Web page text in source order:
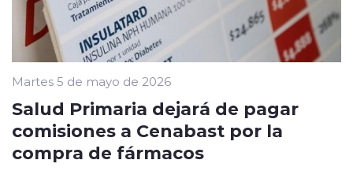
Martes 5 de mayo de 2026
Salud Primaria dejará de pagar
comisiones a Cenabast por la
compra de fármacos